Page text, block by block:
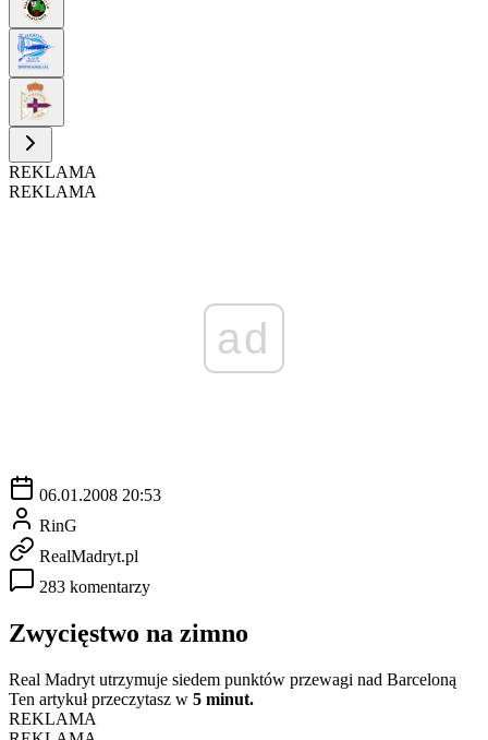
REKLAMA
REKLAMA
ad
06.01.2008 20:53
RinG
RealMadryt.pl
283 komentarzy
Zwycięstwo na zimno
Real Madryt utrzymuje siedem punktów przewagi nad Barceloną
Ten artykuł przeczytasz w 5 minut.
REKLAMA